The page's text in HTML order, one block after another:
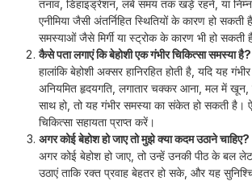
तनाव, डिहाइड्रेशन, लंबे समय तक खड़े रहने, या निम्न
एनीमिया जैसी अंतर्निहित स्थितियों के कारण हो
समस्याओं जैसे मिर्गी या स्ट्रोक के कारण भी हो सकती
कैसे पता लगाएं कि बेहोशी एक गंभीर चिकित्सा समस्या है?
हालांकि बेहोशी अक्सर हानिरहित होती है, यदि यह
अनियमित हृदयगति, लगातार चक्कर आना, मल में खून,
साथ हो, तो यह गंभीर समस्या का संकेत हो सकती है।
चिकित्सा सहायता प्राप्त करें।
अगर कोई बेहोश हो जाए तो मुझे क्या कदम उठाने चाहिए?
अगर कोई बेहोश हो जाए, तो उन्हें उनकी पीठ के बल
उठाएं ताकि रक्त प्रवाह बेहतर हो सके, और यह